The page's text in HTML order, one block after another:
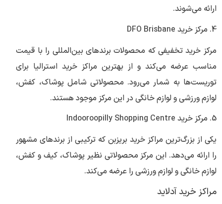
ارائه می‌شوند.
4. مرکز خرید DFO Brisbane
مرکز خرید تخفیفی که محصولات برندهای بین‌المللی را با قیمت
مناسب عرضه می‌کند و از بهترین مراکز خرید استرالیا برای
توریست‌ها به شمار می‌رود. محصولاتی شامل پوشاک، کفش،
لوازم ورزشی و لوازم خانگی در این مرکز موجود هستند.
5. مرکز خرید Indooroopilly Shopping Centre
یکی از بزرگ‌ترین مراکز خرید بریزبن که ترکیبی از برندهای مشهور
را ارائه می‌دهد. این مرکز محصولاتی نظیر پوشاک، کیف و کفش،
لوازم خانگی و لوازم ورزشی را عرضه می‌کند.
مراکز خرید آدلاید